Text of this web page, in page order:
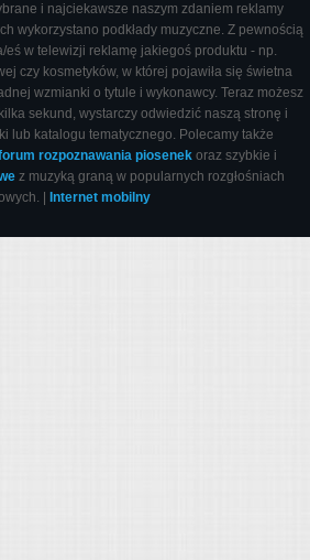
i najciekawsze naszym zdaniem reklamy
wykorzystano podkłady muzyczne. Z pewnością
eś w telewizji reklamę jakiegoś produktu - np.
czy kosmetyków, w której pojawiła się świetna
wzmianki o tytule i wykonawcy. Teraz możesz
sekund, wystarczy odwiedzić naszą stronę i
lub katalogu tematycznego. Polecamy także
rozpoznawania piosenek oraz szybkie i
z muzyką graną w popularnych rozgłośniach
|
Internet mobilny